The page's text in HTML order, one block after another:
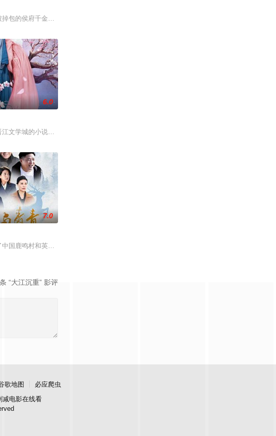
前世相恋遭他任务背叛。魔蛟凤无尘从中挑拨，二人忆起过往
景波、徐邵梁、孙希光和黄鹰等人开始筹备建立冀南银行，手艺人张宝田在共产党人的感召
血炸裂，惨遭满门流放，楚父以死鸣冤。楚家大小姐楚梓鸢带着滔天恨意，在屠刀落地的瞬
掉包的侯府千金，假千金为自保陷害欺辱戚元。戚元无奈沦为靖王萧云庭的暗卫，两人互生
启程。
6.0
文学城的小说《平阳公主》。
来，蓬头垢面口齿不清。十年后的她才学满腹、冠盖众人，于
为云南昆明滇池、海埂大坝等，讲述了两个性格迥异、生活经历不同的都市青年男女，在昆
“夏令营”完成复仇的受害者；临终前与遗憾和解的“无用之人”；共享同一具躯体的人格“刮刮
7.0
中国鹿鸣村和英国牛津，麦香通过视频向米良宣告：婚不结了。鹿鸣村开了锅，村民大骂麦
条 “大江沉重” 影评
歌地图
必应爬虫
减电影在线看